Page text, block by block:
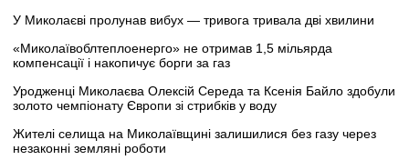
У Миколаєві пролунав вибух — тривога тривала дві хвилини
«Миколаївоблтеплоенерго» не отримав 1,5 мільярда
компенсації і накопичує борги за газ
Уродженці Миколаєва Олексій Середа та Ксенія Байло здобули
золото чемпіонату Європи зі стрибків у воду
Жителі селища на Миколаївщині залишилися без газу через
незаконні земляні роботи